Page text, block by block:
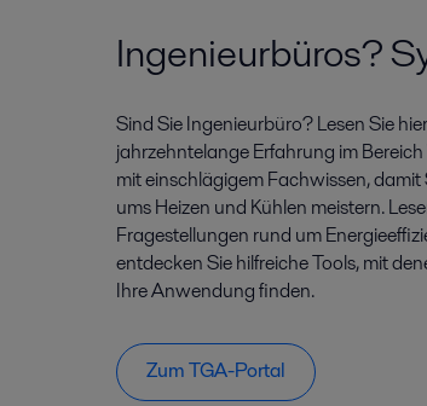
Ingenieurbüros?
Sind Sie Ingenieurbüro? Lesen Sie
jahrzehntelange Erfahrung im
mit einschlägigem Fachwissen,
ums Heizen und Kühlen meistern.
Fragestellungen rund um
entdecken Sie hilfreiche Tools, mit
Ihre Anwendung finden.
Zum TGA-Portal